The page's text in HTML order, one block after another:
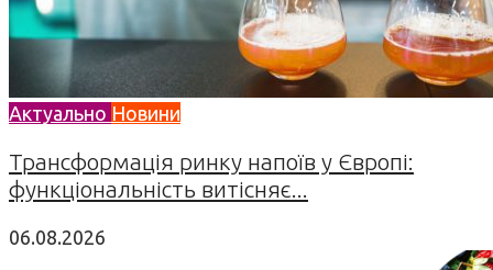
Актуально Новини
Трансформація ринку напоїв у Європі:
функціональність витісняє...
06.08.2026